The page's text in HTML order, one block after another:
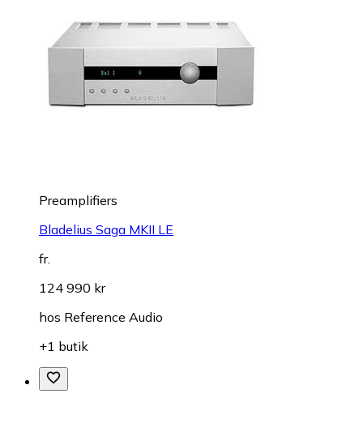
Preamplifiers
Bladelius Saga MKII LE
fr.
124 990 kr
hos Reference Audio
+1 butik